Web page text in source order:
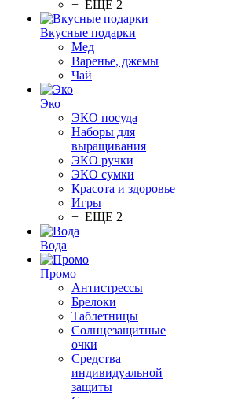
+ ЕЩЕ 2
Вкусные подарки
Мед
Варенье, джемы
Чай
Эко
ЭКО посуда
Наборы для
выращивания
ЭКО ручки
ЭКО сумки
Красота и здоровье
Игры
+ ЕЩЕ 2
Вода
Промо
Антистрессы
Брелоки
Таблетницы
Солнцезащитные
очки
Средства
индивидуальной
защиты